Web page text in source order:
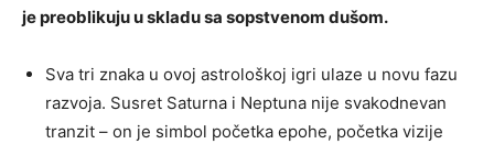
je preoblikuju u skladu sa sopstvenom dušom.
Sva tri znaka u ovoj astrološkoj igri ulaze u novu fazu
razvoja. Susret Saturna i Neptuna nije svakodnevan
tranzit – on je simbol početka epohe, početka vizije